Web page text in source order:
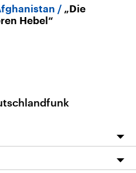
„Die
Hebel“